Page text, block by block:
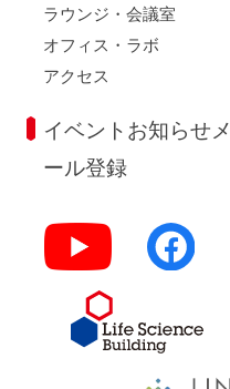
ラウンジ・会議室
オフィス・ラボ
アクセス
イベントお知らせメ
ール登録